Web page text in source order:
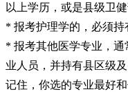
以上学历，或是县级卫
* 报考护理学的，必须持
* 报考其他医学专业，
业人员，并持有县区级
记住，你选的专业最好